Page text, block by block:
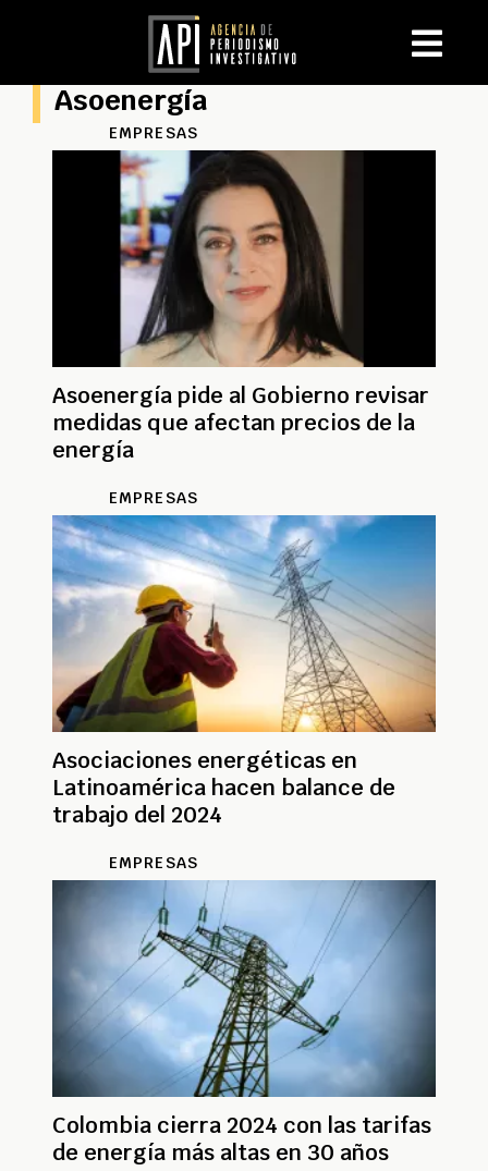
Asoenergía
EMPRESAS
Asoenergía pide al Gobierno revisar
medidas que afectan precios de la
energía
EMPRESAS
Asociaciones energéticas en
Latinoamérica hacen balance de
trabajo del 2024
EMPRESAS
Colombia cierra 2024 con las tarifas
de energía más altas en 30 años